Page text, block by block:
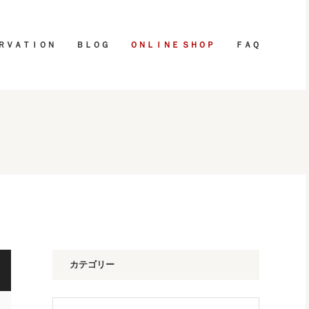
ＶＡＴＩＯＮ ＢＬＯＧ ＯＮＬＩＮＥ ＳＨＯＰ ＦＡＱ
カテゴリー